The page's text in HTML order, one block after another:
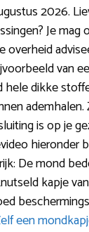
2026.
Je mag
overheid
van
hele dikke
is op je
hieronder
De mond
kapje
een